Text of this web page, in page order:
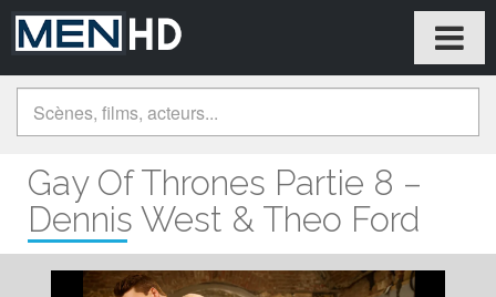
Gay Of Thrones Partie 8 –
Dennis West & Theo Ford